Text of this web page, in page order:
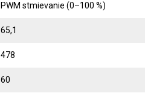
PWM stmievanie (0–100 %)
65,1
478
60